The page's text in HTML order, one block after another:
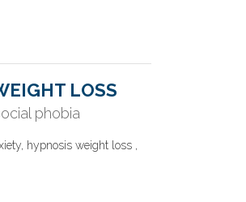
LOSS
phobia
hypnosis weight loss ,